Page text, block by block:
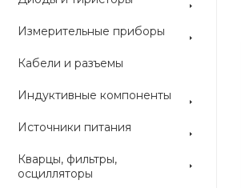
Измерительные приборы
Кабели и разъемы
Индуктивные компоненты
Источники питания
Кварцы, фильтры,
осцилляторы